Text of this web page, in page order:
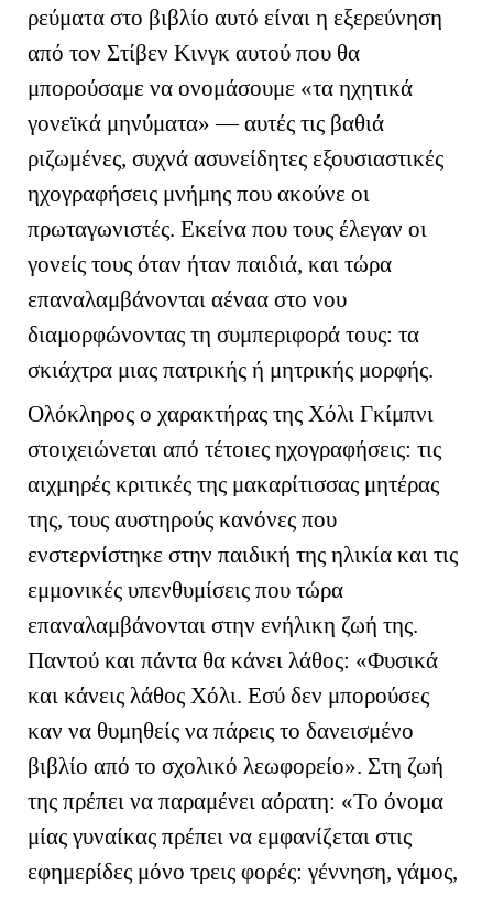
ρεύματα στο βιβλίο αυτό είναι η εξερεύνηση
από τον Στίβεν Κινγκ αυτού που θα
μπορούσαμε να ονομάσουμε «τα ηχητικά
γονεϊκά μηνύματα» — αυτές τις βαθιά
ριζωμένες, συχνά ασυνείδητες εξουσιαστικές
ηχογραφήσεις μνήμης που ακούνε οι
πρωταγωνιστές. Εκείνα που τους έλεγαν οι
γονείς τους όταν ήταν παιδιά, και τώρα
επαναλαμβάνονται αέναα στο νου
διαμορφώνοντας τη συμπεριφορά τους: τα
σκιάχτρα μιας πατρικής ή μητρικής μορφής.
Ολόκληρος ο χαρακτήρας της Χόλι Γκίμπνι
στοιχειώνεται από τέτοιες ηχογραφήσεις: τις
αιχμηρές κριτικές της μακαρίτισσας μητέρας
της, τους αυστηρούς κανόνες που
ενστερνίστηκε στην παιδική της ηλικία και τις
εμμονικές υπενθυμίσεις που τώρα
επαναλαμβάνονται στην ενήλικη ζωή της.
Παντού και πάντα θα κάνει λάθος: «Φυσικά
και κάνεις λάθος Χόλι. Εσύ δεν μπορούσες
καν να θυμηθείς να πάρεις το δανεισμένο
βιβλίο από το σχολικό λεωφορείο». Στη ζωή
της πρέπει να παραμένει αόρατη: «Το όνομα
μίας γυναίκας πρέπει να εμφανίζεται στις
εφημερίδες μόνο τρεις φορές: γέννηση, γάμος,